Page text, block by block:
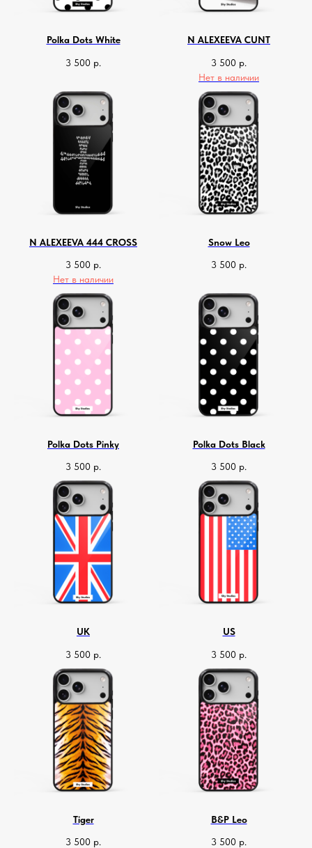
Polka Dots White
3 500 р.
N ALEXEEVA CUNT
3 500 р.
Нет в наличии
N ALEXEEVA 444 CROSS
3 500 р.
Нет в наличии
Snow Leo
3 500 р.
Polka Dots Pinky
3 500 р.
Polka Dots Black
3 500 р.
UK
3 500 р.
US
3 500 р.
Tiger
3 500 р.
B&P Leo
3 500 р.